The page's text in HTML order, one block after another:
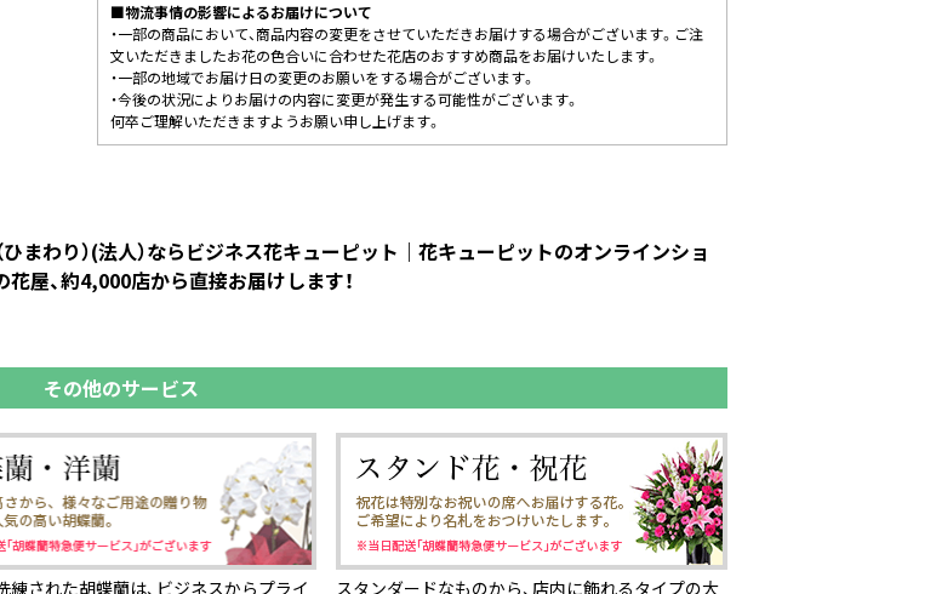
■物流事情の影響によるお届けについて
・一部の商品において、商品内容の変更をさせていただきお届けする場合がございます。ご注
文いただきましたお花の色合いに合わせた花店のおすすめ商品をお届けいたします。
・一部の地域でお届け日の変更のお願いをする場合がございます。
・今後の状況によりお届けの内容に変更が発生する可能性がございます。
何卒ご理解いただきますようお願い申し上げます。
まわり）(法人）ならビジネス花キューピット｜花キューピットのオンラインショ
屋、約4,000店から直接お届けします！
その他のサービス
練された胡蝶蘭は、ビジネスからプライ スタンダードなものから、店内に飾れるタイプの大